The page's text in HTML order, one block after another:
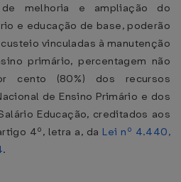
de melhoria e ampliação do
e educação de base, poderão
vinculadas à manutenção
primário, percentagem não
cento (80%) dos recursos
de Ensino Primário e dos
Educação, creditados aos
4º, letra a, da Lei nº 4.440,
.